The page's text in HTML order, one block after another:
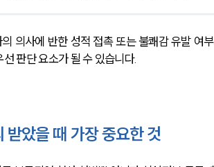
의사에 반한 성적 접촉 또는 불쾌감 유발 여
판단 요소가 될 수 있습니다.
받았을 때 가장 중요한 것